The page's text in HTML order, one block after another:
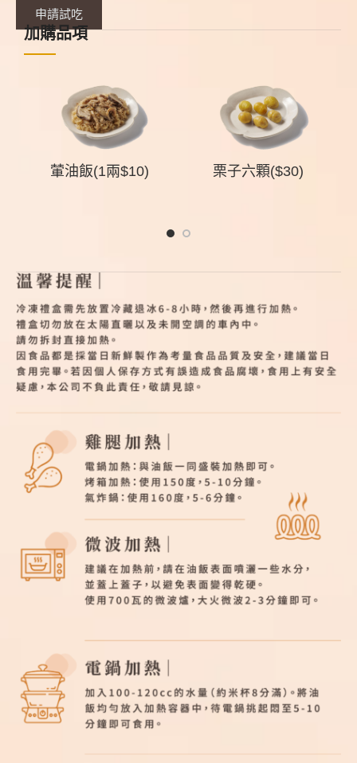
申請試吃
加購品項
葷油飯(1兩$10) 栗子六顆($30)